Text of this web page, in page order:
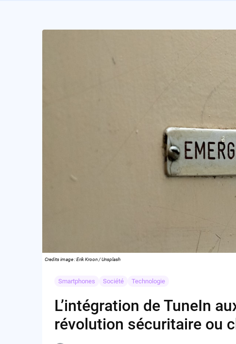
Credits image : Erik Kroon / Unsplash
Smartphones Société Technologie
L’intégration de TuneIn
révolution sécuritaire ou